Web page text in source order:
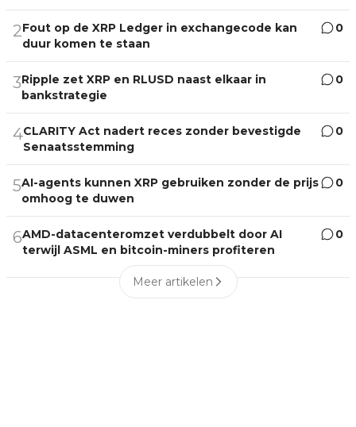
2Fout op de XRP Ledger in exchangecode kan
duur komen te staan
0
3Ripple zet XRP en RLUSD naast elkaar in
bankstrategie
0
4CLARITY Act nadert reces zonder bevestigde
Senaatsstemming
0
5AI-agents kunnen XRP gebruiken zonder de prijs
omhoog te duwen
0
6AMD-datacenteromzet verdubbelt door AI
terwijl ASML en bitcoin-miners profiteren
0
Meer artikelen